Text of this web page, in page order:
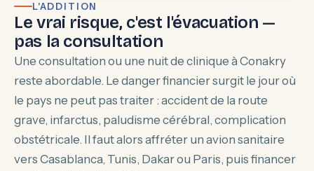
L'ADDITION
Le vrai risque, c'est l'évacuation —
pas la consultation
Une consultation ou une nuit de clinique à Conakry
reste abordable. Le danger financier surgit le jour où
le pays ne peut pas traiter : accident de la route
grave, infarctus, paludisme cérébral, complication
obstétricale. Il faut alors affréter un avion sanitaire
vers Casablanca, Tunis, Dakar ou Paris, puis financer